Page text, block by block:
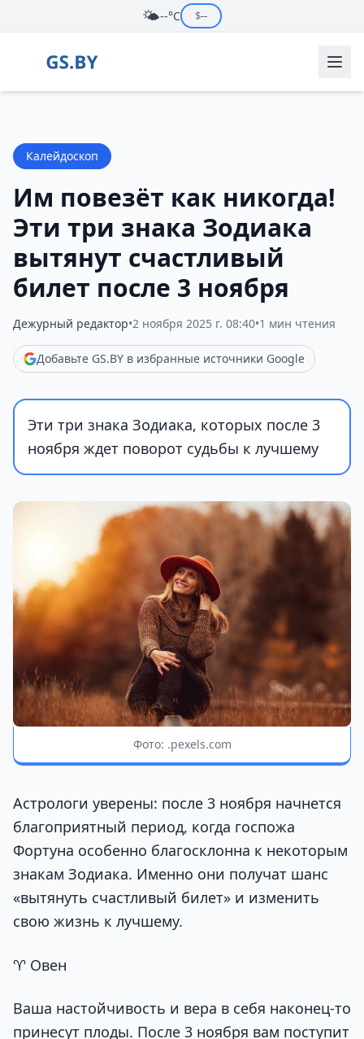
🌤️--°C $--
Калейдоскоп
Им повезёт как никогда!
Эти три знака Зодиака
вытянут счастливый
билет после 3 ноября
Дежурный редактор•2 ноября 2025 г. 08:40•1 мин чтения
Добавьте GS.BY в избранные источники Google
Эти три знака Зодиака, которых после 3
ноября ждет поворот судьбы к лучшему
Фото: .pexels.com
Астрологи уверены: после 3 ноября начнется
благоприятный период, когда госпожа
Фортуна особенно благосклонна к некоторым
знакам Зодиака. Именно они получат шанс
«вытянуть счастливый билет» и изменить
свою жизнь к лучшему.
♈ Овен
Ваша настойчивость и вера в себя наконец-то
принесут плоды. После 3 ноября вам поступит